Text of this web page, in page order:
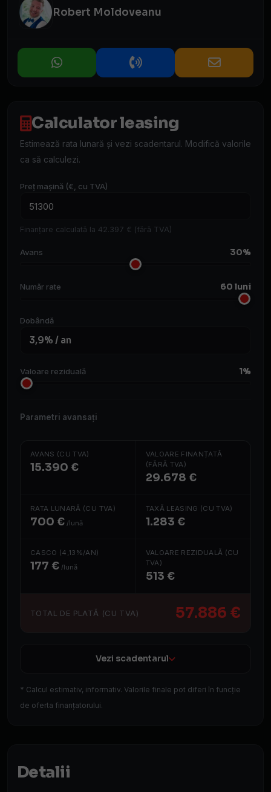
Robert Moldoveanu
Calculator leasing
Estimează rata lunară și vezi scadentarul. Modifică valorile
ca să calculezi.
Preț mașină (€, cu TVA)
Finanțare calculată la 42.397 € (fără TVA)
Avans 30%
Număr rate 60 luni
Dobândă
3,9% / an
Valoare reziduală 1%
Parametri avansați
AVANS (CU TVA)
15.390 €
VALOARE FINANȚATĂ
(FĂRĂ TVA)
29.678 €
RATA LUNARĂ (CU TVA)
700 € /lună
TAXĂ LEASING (CU TVA)
1.283 €
CASCO (4,13%/AN)
177 € /lună
VALOARE REZIDUALĂ (CU
TVA)
513 €
TOTAL DE PLATĂ (CU TVA) 57.886 €
Vezi scadentarul
* Calcul estimativ, informativ. Valorile finale pot diferi în funcție
de oferta finanțatorului.
Detalii